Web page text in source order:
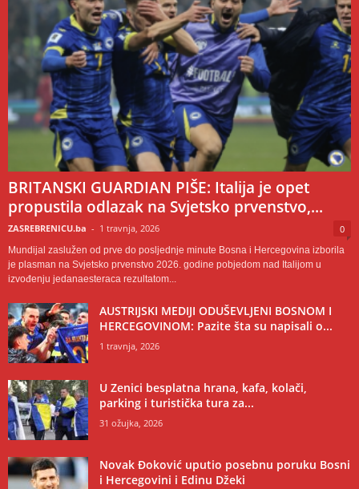
BRITANSKI GUARDIAN PIŠE: Italija je opet
propustila odlazak na Svjetsko prvenstvo,...
ZASREBRENICU.ba - 1 travnja, 2026 0
Mundijal zaslužen od prve do posljednje minute Bosna i Hercegovina izborila
je plasman na Svjetsko prvenstvo 2026. godine pobjedom nad Italijom u
izvođenju jedanaesteraca rezultatom...
AUSTRIJSKI MEDIJI ODUŠEVLJENI BOSNOM I
HERCEGOVINOM: Pazite šta su napisali o...
1 travnja, 2026
U Zenici besplatna hrana, kafa, kolači,
parking i turistička tura za...
31 ožujka, 2026
Novak Đoković uputio posebnu poruku Bosni
i Hercegovini i Edinu Džeki